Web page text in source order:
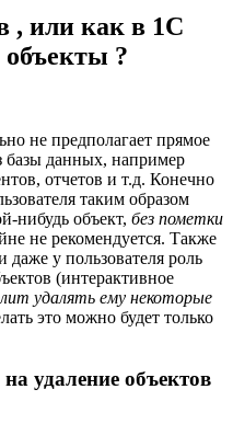
, или как в 1С
?
не предполагает прямое
базы данных, например
отчетов и т.д. Конечно
таким образом
нибудь объект, без пометки
не рекомендуется. Также
даже у пользователя роль
(интерактивное
удалять ему некоторые
это можно будет только
удаление объектов